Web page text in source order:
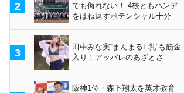
2
でも侮れない！ 4校ともハンデ
をはね返すポテンシャル十分
3
田中みな実“まんまるE乳”も筋金
入り！アッパレのあざとさ
阪神1位・森下翔太を英才教育